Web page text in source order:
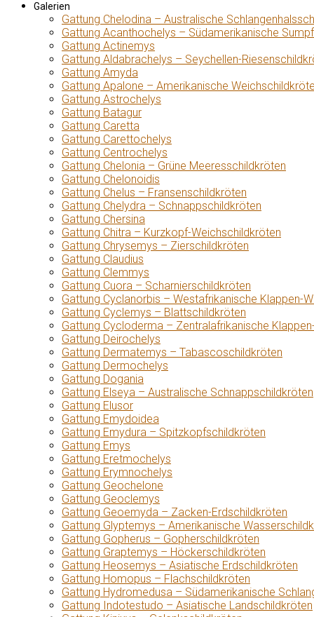
Galerien
Gattung Chelodina – Australische
Gattung Acanthochelys – Südamerikanische
Gattung Actinemys
Gattung Aldabrachelys – Seychellen-
Gattung Amyda
Gattung Apalone – Amerikanische
Gattung Astrochelys
Gattung Batagur
Gattung Caretta
Gattung Carettochelys
Gattung Centrochelys
Gattung Chelonia – Grüne Meeresschildkröten
Gattung Chelonoidis
Gattung Chelus – Fransenschildkröten
Gattung Chelydra – Schnappschildkröten
Gattung Chersina
Gattung Chitra – Kurzkopf-Weichschildkröten
Gattung Chrysemys – Zierschildkröten
Gattung Claudius
Gattung Clemmys
Gattung Cuora – Scharnierschildkröten
Gattung Cyclanorbis – Westafrikanische Klappen-
Gattung Cyclemys – Blattschildkröten
Gattung Cycloderma – Zentralafrikanische
Gattung Deirochelys
Gattung Dermatemys – Tabascoschildkröten
Gattung Dermochelys
Gattung Dogania
Gattung Elseya – Australische Schnappschildkröten
Gattung Elusor
Gattung Emydoidea
Gattung Emydura – Spitzkopfschildkröten
Gattung Emys
Gattung Eretmochelys
Gattung Erymnochelys
Gattung Geochelone
Gattung Geoclemys
Gattung Geoemyda – Zacken-Erdschildkröten
Gattung Glyptemys – Amerikanische
Gattung Gopherus – Gopherschildkröten
Gattung Graptemys – Höckerschildkröten
Gattung Heosemys – Asiatische Erdschildkröten
Gattung Homopus – Flachschildkröten
Gattung Hydromedusa – Südamerikanische
Gattung Indotestudo – Asiatische Landschildkröten